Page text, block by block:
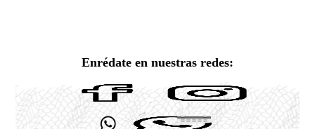
Enrédate en nuestras redes: